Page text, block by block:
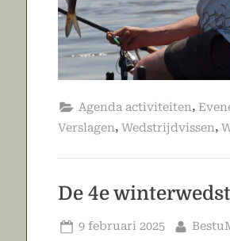
Agenda activiteiten,
Verslagen, Wedstrijdvissen,
De 4e
Geplaatst
9 februari 2025 Door